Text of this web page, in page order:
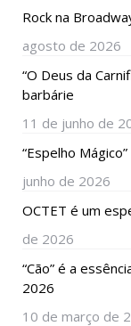
Rock na
agosto de 2026
“O Deus da
barbárie
11 de junho de
“Espelho
junho de 2026
OCTET é um
de 2026
“Cão” é a
2026
10 de março de